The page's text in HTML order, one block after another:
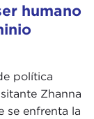
humano
política
Zhanna
se enfrenta la